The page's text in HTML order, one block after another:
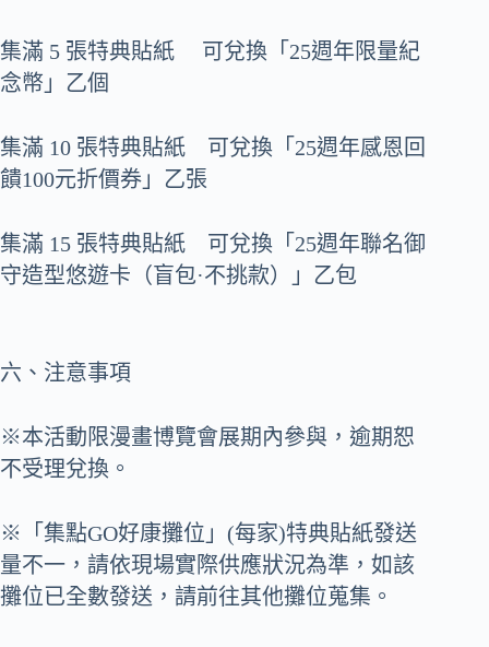
集滿 5 張特典貼紙 可兌換「25週年限量紀
念幣」乙個
​集滿 10 張特典貼紙 可兌換「25週年感恩回
饋100元折價券」乙張
集滿 15 張特典貼紙 可兌換「25週年聯名御
守造型悠遊卡（盲包·不挑款）」乙包
六、注意事項
※本活動限漫畫博覽會展期內參與，逾期恕
不受理兌換。
※「集點GO好康攤位」(每家)特典貼紙發送
量不一，請依現場實際供應狀況為準，如該
攤位已全數發送，請前往其他攤位蒐集。